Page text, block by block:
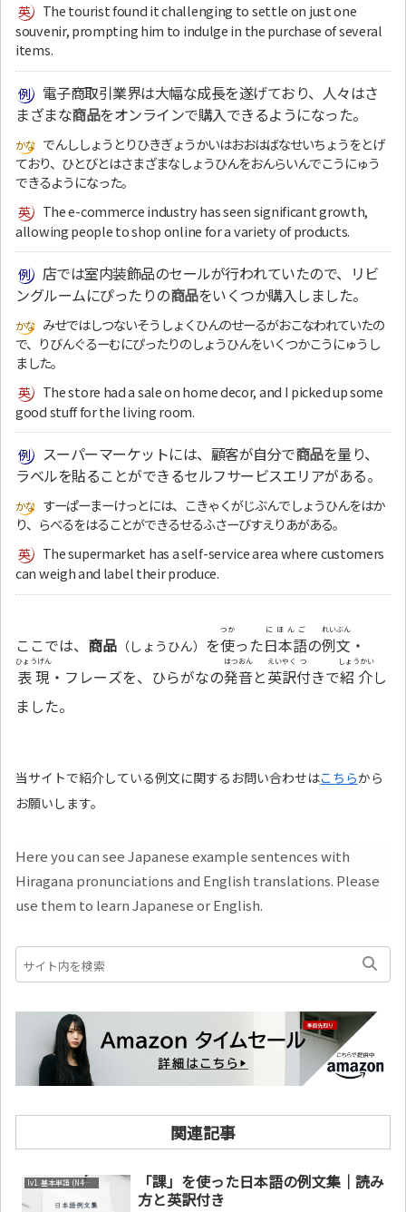
The tourist found it challenging to settle on just one
souvenir, prompting him to indulge in the purchase of several
items.
電子商取引業界は大幅な成長を遂げており、人々はさ
まざまな商品をオンラインで購入できるようになった。
でんししょうとりひきぎょうかいはおおはばなせいちょうをとげ
ており、ひとびとはさまざまなしょうひんをおんらいんでこうにゅう
できるようになった。
The e-commerce industry has seen significant growth,
allowing people to shop online for a variety of products.
店では室内装飾品のセールが行われていたので、リビ
ングルームにぴったりの商品をいくつか購入しました。
みせではしつないそうしょくひんのせーるがおこなわれていたの
で、りびんぐるーむにぴったりのしょうひんをいくつかこうにゅうし
ました。
The store had a sale on home decor, and I picked up some
good stuff for the living room.
スーパーマーケットには、顧客が自分で商品を量り、
ラベルを貼ることができるセルフサービスエリアがある。
すーぱーまーけっとには、こきゃくがじぶんでしょうひんをはか
り、らべるをはることができるせるふさーびすえりあがある。
The supermarket has a self-service area where customers
can weigh and label their produce.
ここでは、 商品 （しょうひん） を使
つか
った日本語
にほんご
の例文
れいぶん
・
表現
ひょうげん
・フレーズを、ひらがなの発音
はつおん
と英訳
えいやく
付
つ
きで紹介
しょうかい
し
ました。
当サイトで紹介している例文に関するお問い合わせはこちらから
お願いします。
Here you can see Japanese example sentences with
Hiragana pronunciations and English translations. Please
use them to learn Japanese or English.
関連記事
lv1. 基本単語 (N4～N5)
「課」を使った日本語の例文集｜読み
方と英訳付き